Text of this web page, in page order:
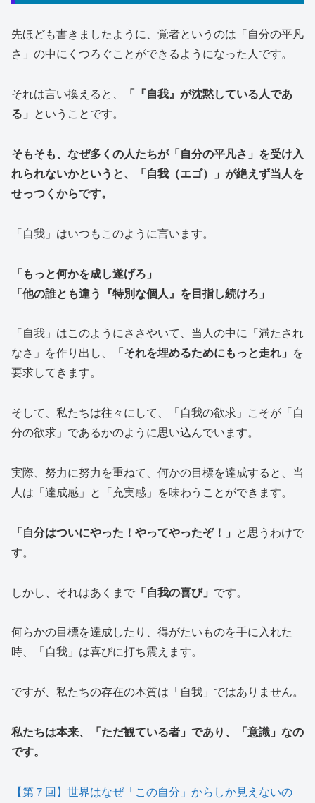
先ほども書きましたように、覚者というのは「自分の平凡
さ」の中にくつろぐことができるようになった人です。
それは言い換えると、
「『自我』が沈黙している人であ
る」
ということです。
そもそも、なぜ多くの人たちが「自分の平凡さ」を受け入
れられないかというと、「自我（エゴ）」が絶えず当人を
せっつくからです。
「自我」はいつもこのように言います。
「もっと何かを成し遂げろ」
「他の誰とも違う『特別な個人』を目指し続けろ」
「自我」はこのようにささやいて、当人の中に「満たされ
なさ」を作り出し、
「それを埋めるためにもっと走れ」
を
要求してきます。
そして、私たちは往々にして、「自我の欲求」こそが「自
分の欲求」であるかのように思い込んでいます。
実際、努力に努力を重ねて、何かの目標を達成すると、当
人は「達成感」と「充実感」を味わうことができます。
「自分はついにやった！やってやったぞ！」
と思うわけで
す。
しかし、それはあくまで 「自我の喜び」 です。
何らかの目標を達成したり、得がたいものを手に入れた
時、「自我」は喜びに打ち震えます。
ですが、私たちの存在の本質は「自我」ではありません。
私たちは本来、「ただ観ている者」であり、「意識」なの
です。
【第７回】世界はなぜ「この自分」からしか見えないの